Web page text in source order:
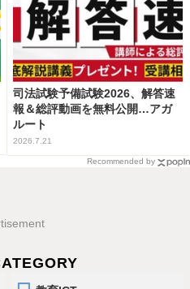
司法試験予備試験2026、解答速
報＆総評動画を無料公開…アガ
ルート
2026.7.21
Recommended by